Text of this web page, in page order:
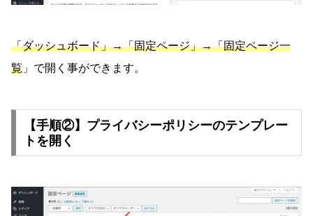
「ダッシュボード」→「固定ページ」→「固定ページ一
覧 」で開く事ができます。
【手順②】プライバシーポリシーのテンプレー
トを開く